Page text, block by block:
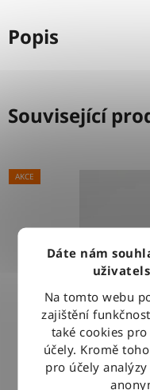
Dáte nám
Na tomto webu
zajištění
také cookies
účely. Kromě
pro účely
Popis
Související
AKCE